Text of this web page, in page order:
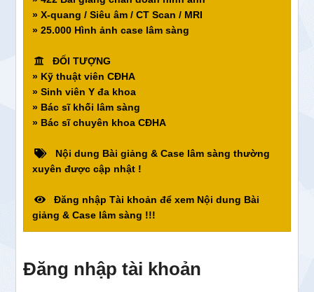
» X-quang / Siêu âm / CT Scan / MRI
» 25.000 Hình ảnh case lâm sàng
ĐỐI TƯỢNG
» Kỹ thuật viên CĐHA
» Sinh viên Y đa khoa
» Bác sĩ khối lâm sàng
» Bác sĩ chuyên khoa CĐHA
Nội dung Bài giảng & Case lâm sàng thường
xuyên được cập nhật !
Đăng nhập Tài khoản để xem Nội dung Bài
giảng & Case lâm sàng !!!
Đăng nhập tài khoản